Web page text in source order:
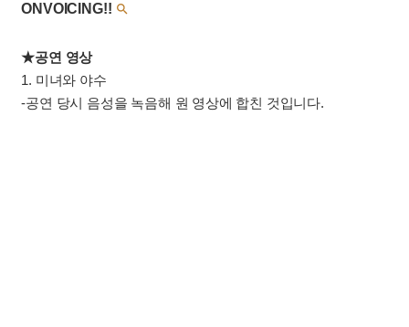
ONVOICING!! 
★공연 영상
1. 미녀와 야수
-공연 당시 음성을 녹음해 원 영상에 합친 것입니다.